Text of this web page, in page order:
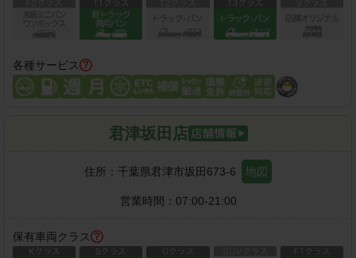
各種サービス
君津坂田店
住所： 千葉県君津市坂田673-6 地図
営業時間： 07:00-21:00
保有車両クラス